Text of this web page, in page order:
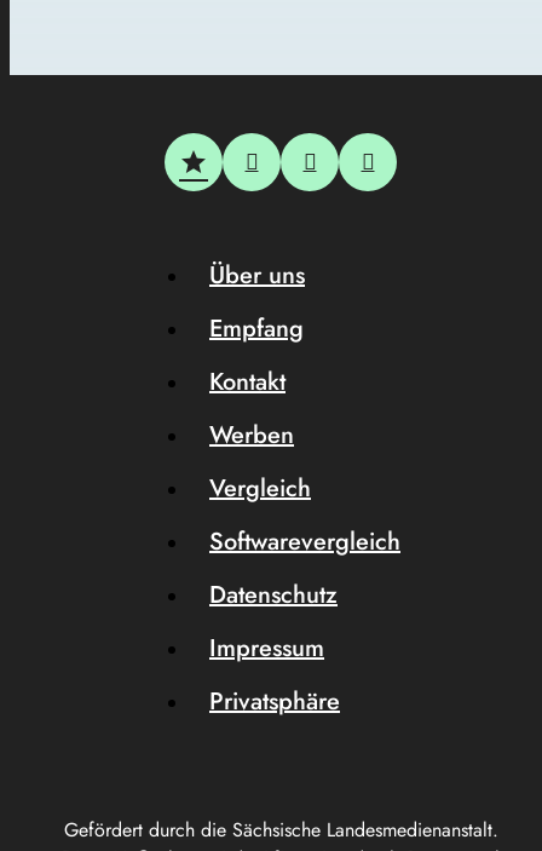
Gefördert durch die Sächsische Landesmedienanstalt.
Über uns
Empfang
Kontakt
Werben
Vergleich
Softwarevergleich
Datenschutz
Impressum
Privatsphäre